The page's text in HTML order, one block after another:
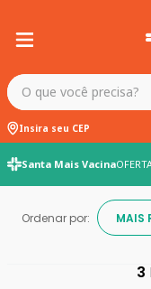
O que você precisa?
Insira seu CEP
Santa Mais Vacina
Ordenar por: MAIS
3